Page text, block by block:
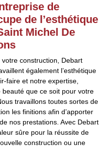
de
de l’esthétique
Michel De
construction, Debart
également l’esthétique
faire et notre expertise,
que ce soit pour votre
travaillons toutes sortes de
les finitions afin d’apporter
nos prestations. Avec Debart
sûre pour la réussite de
construction ou une